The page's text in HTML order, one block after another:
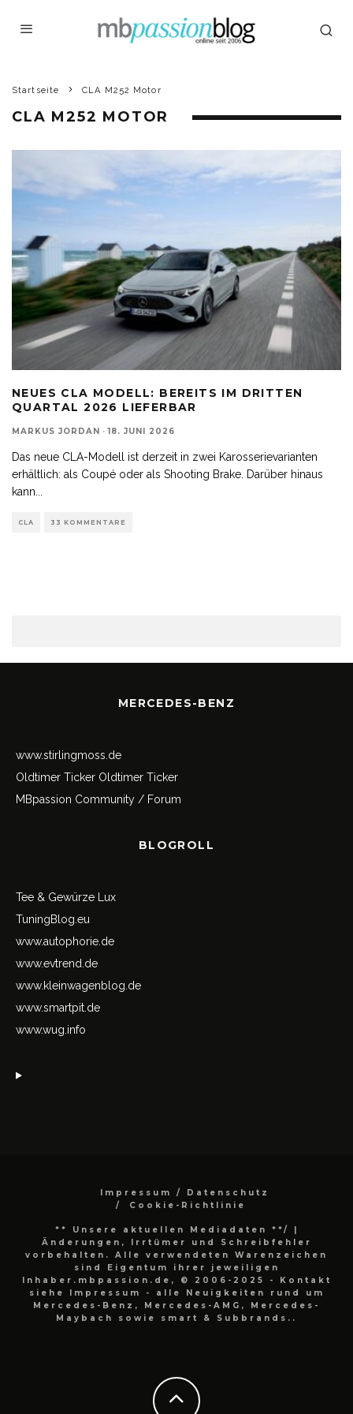
Startseite CLA M252 Motor
CLA M252 MOTOR
NEUES CLA MODELL: BEREITS IM DRITTEN
QUARTAL 2026 LIEFERBAR
MARKUS JORDAN · 18. JUNI 2026
Das neue CLA-Modell ist derzeit in zwei Karosserievarianten
erhältlich: als Coupé oder als Shooting Brake. Darüber hinaus
kann
CLA 33 KOMMENTARE
MERCEDES-BENZ
www.stirlingmoss.de
Oldtimer Ticker Oldtimer Ticker
MBpassion Community / Forum
BLOGROLL
Tee & Gewürze Lux
TuningBlog.eu
www.autophorie.de
www.evtrend.de
www.kleinwagenblog.de
www.smartpit.de
www.wug.info
Impressum / Datenschutz
Cookie-Richtlinie
** Unsere aktuellen Mediadaten **/
|
Änderungen, Irrtümer und Schreibfehler
vorbehalten. Alle verwendeten Warenzeichen
sind Eigentum ihrer jeweiligen
Inhaber.mbpassion.de, © 2006-2025 - Kontakt
siehe Impressum - alle Neuigkeiten rund um
Mercedes-Benz, Mercedes-AMG, Mercedes-
Maybach sowie smart & Subbrands..